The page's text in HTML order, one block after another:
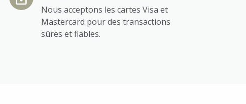
Nous acceptons les cartes Visa et
Mastercard pour des transactions
sûres et fiables.